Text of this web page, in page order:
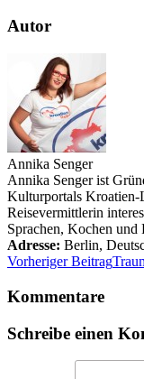
Autor
Annika Senger
Annika Senger ist
Kulturportals Kroatien-
Reisevermittlerin
Sprachen, Kochen und
Adresse: Berlin,
Vorheriger Beitrag
Kommentare
Schreibe einen